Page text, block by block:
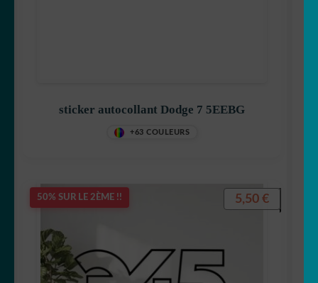
sticker autocollant Dodge 7 5EEBG
+63 COULEURS
50% SUR LE 2ÈME !! 5,50 €